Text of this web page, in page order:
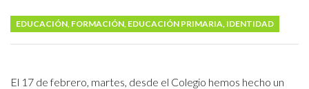
EDUCACIÓN, FORMACIÓN, EDUCACIÓN PRIMARIA, IDENTIDAD
El 17 de febrero, martes, desde el Colegio hemos hecho un